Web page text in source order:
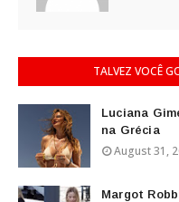
TALVEZ VOCÊ
Luciana
na Grécia
August 31,
Margot